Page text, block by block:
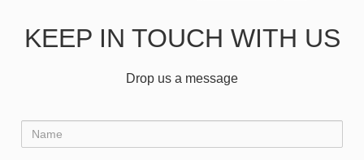
KEEP IN TOUCH WITH US
Drop us a message